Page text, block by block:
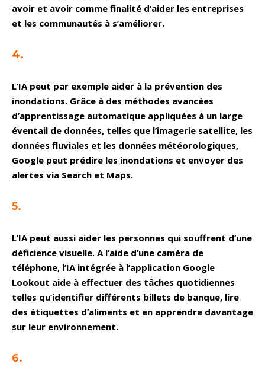
avoir et avoir comme finalité d’aider les entreprises
et les communautés à s’améliorer.
4.
L’IA peut par exemple aider à la prévention des
inondations. Grâce à des méthodes avancées
d’apprentissage automatique appliquées à un large
éventail de données, telles que l’imagerie satellite, les
données fluviales et les données météorologiques,
Google peut prédire les inondations et envoyer des
alertes via Search et Maps.
5.
L’IA peut aussi aider les personnes qui souffrent d’une
déficience visuelle. A l’aide d’une caméra de
téléphone, l’IA intégrée à l’application Google
Lookout aide à effectuer des tâches quotidiennes
telles qu’identifier différents billets de banque, lire
des étiquettes d’aliments et en apprendre davantage
sur leur environnement.
6.